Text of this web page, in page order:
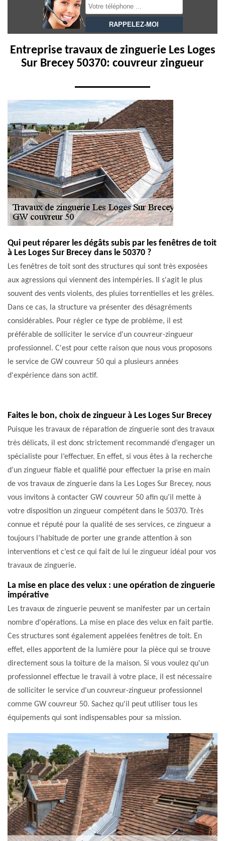
Entreprise travaux de zinguerie Les Loges
Sur Brecey 50370: couvreur zingueur
Qui peut réparer les dégâts subis par les fenêtres de toit
à Les Loges Sur Brecey dans le 50370 ?
Les fenêtres de toit sont des structures qui sont très exposées
aux agressions qui viennent des intempéries. Il s'agit le plus
souvent des vents violents, des pluies torrentielles et les grêles.
Dans ce cas, la structure va présenter des désagréments
considérables. Pour régler ce type de problème, il est
préférable de solliciter le service d'un couvreur-zingueur
professionnel. C'est pour cette raison que nous vous proposons
le service de GW couvreur 50 qui a plusieurs années
d'expérience dans son actif.
Faites le bon, choix de zingueur à Les Loges Sur Brecey
Puisque les travaux de réparation de zinguerie sont des travaux
très délicats, il est donc strictement recommandé d’engager un
spécialiste pour l’effectuer. En effet, si vous êtes à la recherche
d’un zingueur fiable et qualifié pour effectuer la prise en main
de vos travaux de zinguerie dans la Les Loges Sur Brecey, nous
vous invitons à contacter GW couvreur 50 afin qu’il mette à
votre disposition un zingueur compétent dans le 50370. Très
connue et réputé pour la qualité de ses services, ce zingueur a
toujours l’habitude de porter une grande attention à son
interventions et c’est ce qui fait de lui le zingueur idéal pour vos
travaux de zinguerie.
La mise en place des velux : une opération de zinguerie
impérative
Les travaux de zinguerie peuvent se manifester par un certain
nombre d'opérations. La mise en place des velux en fait partie.
Ces structures sont également appelées fenêtres de toit. En
effet, elles apportent de la lumière pour la pièce qui se trouve
directement sous la toiture de la maison. Si vous voulez qu'un
professionnel effectue le travail à votre place, il est nécessaire
de solliciter le service d'un couvreur-zingueur professionnel
comme GW couvreur 50. Sachez qu'il peut utiliser tous les
équipements qui sont indispensables pour sa mission.